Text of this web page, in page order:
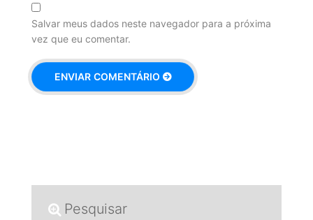
Salvar meus dados neste navegador para a próxima
vez que eu comentar.
Pesquisar